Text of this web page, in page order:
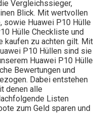
Vergleichssieger,
Blick. Mit wertvollen
sowie Huawei P10 Hülle
Hülle Checkliste und
kaufen zu achten gilt. Mit
P10 Hüllen sind sie
Huawei P10 Hülle
Bewertungen und
Dabei entstehen
denen alle
Listen
zum Geld sparen und